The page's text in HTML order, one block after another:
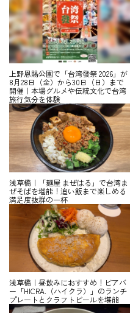
上野恩賜公園で「台湾發祭 2026」が
8月28日（金）から30日（日）まで
開催｜本場グルメや伝統文化で台湾
旅行気分を体験
浅草橋｜「麺屋 まぜはる」で台湾ま
ぜそばを堪能！追い飯まで楽しめる
満足度抜群の一杯
浅草橋｜昼飲みにおすすめ！ビアバ
ー「HICRA.（ハイクラ）」のランチ
プレートとクラフトビールを堪能